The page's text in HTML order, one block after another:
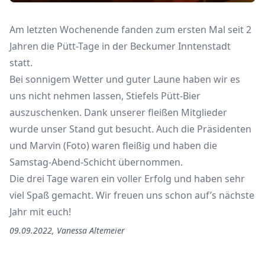
Am letzten Wochenende fanden zum ersten Mal seit 2
Jahren die Pütt-Tage in der Beckumer Inntenstadt
statt.
Bei sonnigem Wetter und guter Laune haben wir es
uns nicht nehmen lassen, Stiefels Pütt-Bier
auszuschenken. Dank unserer fleißen Mitglieder
wurde unser Stand gut besucht. Auch die Präsidenten
und Marvin (Foto) waren fleißig und haben die
Samstag-Abend-Schicht übernommen.
Die drei Tage waren ein voller Erfolg und haben sehr
viel Spaß gemacht. Wir freuen uns schon auf’s nächste
Jahr mit euch!
09.09.2022, Vanessa Altemeier